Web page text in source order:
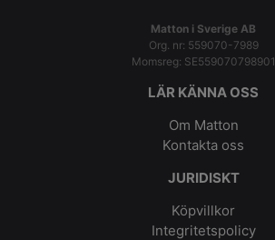
Matton i Sverige AB
Org. nr: 559070-7989
Momsreg: SE559070798901
LÄR KÄNNA OSS
Om Matton
Kontakta oss
JURIDISKT
Köpvillkor
Integritetspolicy